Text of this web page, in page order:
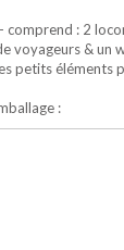
comprend : 2
voyageurs & un
petits éléments
: